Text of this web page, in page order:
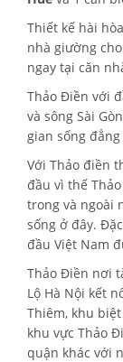
Thiết kế hài
nhà giường
ngay tại căn
Thảo Điền với
và sông Sài
gian sống
Với Thảo điền
đầu vì thế
trong và ngoài
sống ở đây.
đầu Việt Nam
Thảo Điền nơi
Lộ Hà Nội kết
Thiêm, khu
khu vực Thảo
quận khác với